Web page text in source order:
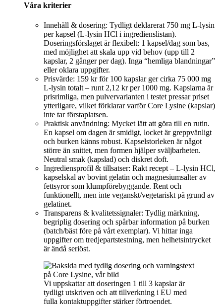
Våra kriterier
Innehåll & dosering: Tydligt deklarerat 750 mg L‑lysin
per kapsel (L‑lysin HCl i ingredienslistan).
Doseringsförslaget är flexibelt: 1 kapsel/dag som bas,
med möjlighet att skala upp vid behov (upp till 2
kapslar, 2 gånger per dag). Inga “hemliga blandningar”
eller oklara uppgifter.
Prisvärde: 159 kr för 100 kapslar ger cirka 75 000 mg
L‑lysin totalt – runt 2,12 kr per 1000 mg. Kapslarna är
prisrimliga, men pulvervarianten i testet pressar priset
ytterligare, vilket förklarar varför Core Lysine (kapslar)
inte tar förstaplatsen.
Praktisk användning: Mycket lätt att göra till en rutin.
En kapsel om dagen är smidigt, locket är greppvänligt
och burken känns robust. Kapselstorleken är något
större än snittet, men formen hjälper sväljbarheten.
Neutral smak (kapslad) och diskret doft.
Ingrediensprofil & tillsatser: Rakt recept – L‑lysin HCl,
kapselskal av bovint gelatin och magnesiumsalter av
fettsyror som klumpförebyggande. Rent och
funktionellt, men inte veganskt/vegetariskt på grund av
gelatinet.
Transparens & kvalitetssignaler: Tydlig märkning,
begriplig dosering och spårbar information på burken
(batch/bäst före på vårt exemplar). Vi hittar inga
uppgifter om tredjepartstestning, men helhetsintrycket
är ändå seriöst.
Vi uppskattar att doseringen 1 till 3 kapslar är
tydligt utskriven och att tillverkning i EU med
fulla kontaktuppgifter stärker förtroendet.